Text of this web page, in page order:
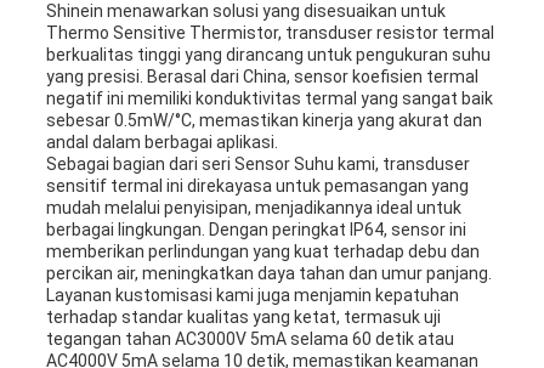
Shinein menawarkan solusi yang disesuaikan untuk
Thermo Sensitive Thermistor, transduser resistor termal
berkualitas tinggi yang dirancang untuk pengukuran suhu
yang presisi. Berasal dari China, sensor koefisien termal
negatif ini memiliki konduktivitas termal yang sangat baik
sebesar 0.5mW/°C, memastikan kinerja yang akurat dan
andal dalam berbagai aplikasi.
Sebagai bagian dari seri Sensor Suhu kami, transduser
sensitif termal ini direkayasa untuk pemasangan yang
mudah melalui penyisipan, menjadikannya ideal untuk
berbagai lingkungan. Dengan peringkat IP64, sensor ini
memberikan perlindungan yang kuat terhadap debu dan
percikan air, meningkatkan daya tahan dan umur panjang.
Layanan kustomisasi kami juga menjamin kepatuhan
terhadap standar kualitas yang ketat, termasuk uji
tegangan tahan AC3000V 5mA selama 60 detik atau
AC4000V 5mA selama 10 detik, memastikan keamanan